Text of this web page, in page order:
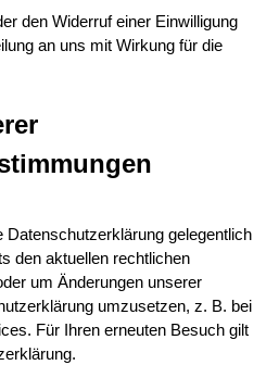
den Widerruf einer Einwilligung
an uns mit Wirkung für die
Datenschutzerklärung gelegentlich
den aktuellen rechtlichen
um Änderungen unserer
umzusetzen, z. B. bei
Für Ihren erneuten Besuch gilt